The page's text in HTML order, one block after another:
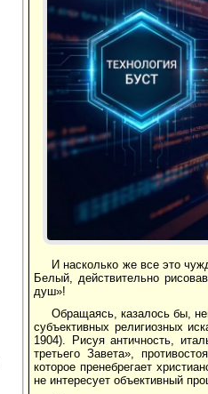
И насколько же все это
Белый, действительно
душ»!
Обращаясь, казалось бы,
субъективных религиозных
1904). Рисуя античность,
третьего Завета»,
которое пренебрегает
не интересует объективный